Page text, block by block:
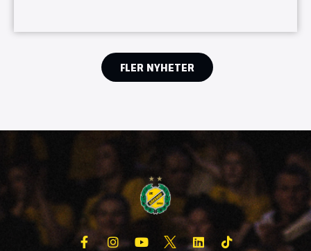
FLER NYHETER